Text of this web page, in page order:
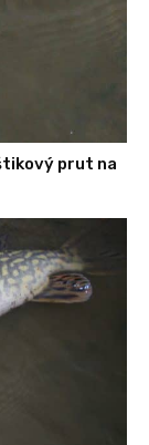
prut na